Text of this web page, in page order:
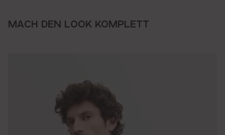
MACH DEN LOOK KOMPLETT